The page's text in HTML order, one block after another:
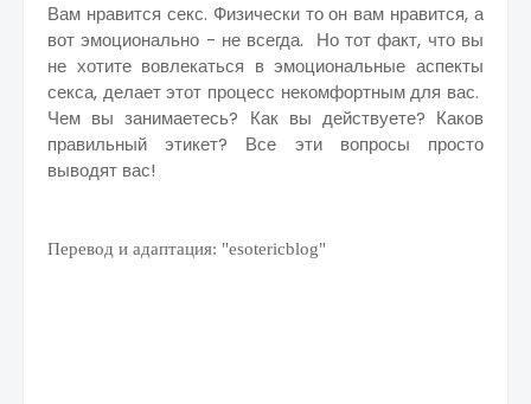
Вам нравится секс. Физически то он вам нравится, а
вот эмоционально - не всегда. Но тот факт, что вы
не хотите вовлекаться в эмоциональные аспекты
секса, делает этот процесс некомфортным для вас.
Чем вы занимаетесь? Как вы действуете? Каков
правильный этикет? Все эти вопросы просто
выводят вас!
Перевод и адаптация: "esotericblog"